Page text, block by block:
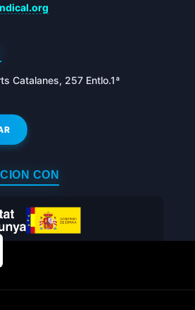
Catalanes, 257 Entlo.1ª
CON